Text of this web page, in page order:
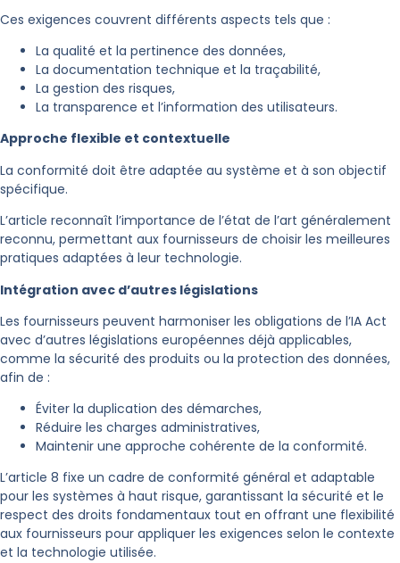
Ces exigences couvrent différents aspects tels que :
La qualité et la pertinence des données,
La documentation technique et la traçabilité,
La gestion des risques,
La transparence et l’information des utilisateurs.
Approche flexible et contextuelle
La conformité doit être adaptée au système et à son objectif
spécifique.
L’article reconnaît l’importance de l’état de l’art généralement
reconnu, permettant aux fournisseurs de choisir les meilleures
pratiques adaptées à leur technologie.
Intégration avec d’autres législations
Les fournisseurs peuvent harmoniser les obligations de l’IA Act
avec d’autres législations européennes déjà applicables,
comme la sécurité des produits ou la protection des données,
afin de :
Éviter la duplication des démarches,
Réduire les charges administratives,
Maintenir une approche cohérente de la conformité.
L’article 8 fixe un cadre de conformité général et adaptable
pour les systèmes à haut risque, garantissant la sécurité et le
respect des droits fondamentaux tout en offrant une flexibilité
aux fournisseurs pour appliquer les exigences selon le contexte
et la technologie utilisée.